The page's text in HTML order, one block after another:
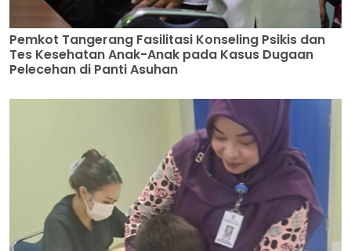
Pemkot Tangerang Fasilitasi Konseling Psikis dan
Tes Kesehatan Anak-Anak pada Kasus Dugaan
Pelecehan di Panti Asuhan